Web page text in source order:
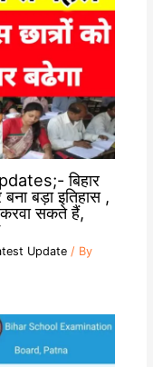
बिहार
बड़ा इतिहास ,
करवा सकते हैं,
Update/ By